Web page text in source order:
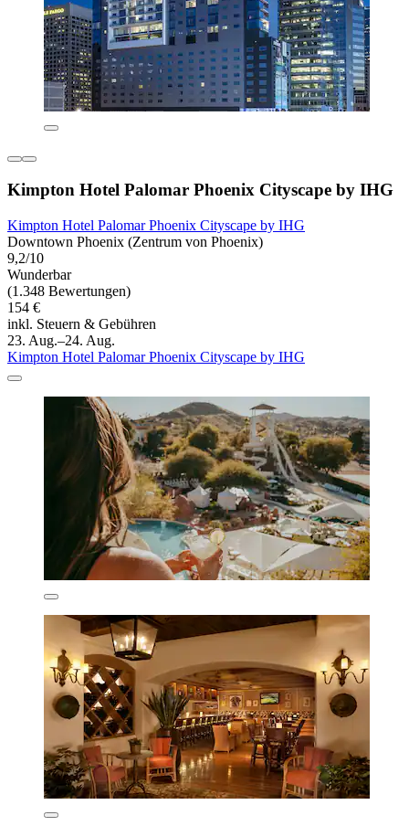
Kimpton Hotel Palomar Phoenix Cityscape by IHG
Kimpton Hotel Palomar Phoenix Cityscape by IHG
Downtown Phoenix (Zentrum von Phoenix)
9,2/10
Wunderbar
(1.348 Bewertungen)
154 €
inkl. Steuern & Gebühren
23. Aug.–24. Aug.
Kimpton Hotel Palomar Phoenix Cityscape by IHG